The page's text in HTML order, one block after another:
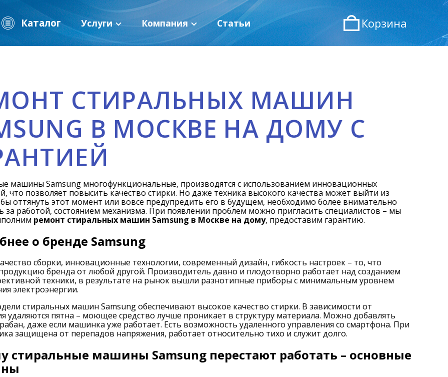
Каталог Услуги Компания Статьи Корзина
СТИРАЛЬНЫХ МАШИН
В МОСКВЕ НА ДОМУ С
машины Samsung многофункциональные, производятся с использованием инновационных
что позволяет повысить качество стирки. Но даже техника высокого качества может выйти из
оттянуть этот момент или вовсе предупредить его в будущем, необходимо более внимательно
за работой, состоянием механизма. При появлении проблем можно пригласить специалистов – мы
ремонт стиральных машин Samsung в Москве на дому, предоставим гарантию.
о бренде Samsung
сборки, инновационные технологии, современный дизайн, гибкость настроек – то, что
бренда от любой другой. Производитель давно и плодотворно работает над созданием
техники, в результате на рынок вышли разнотипные приборы с минимальным уровнем
электроэнергии.
стиральных машин Samsung обеспечивают высокое качество стирки. В зависимости от
удаляются пятна – моющее средство лучше проникает в структуру материала. Можно добавлять
даже если машинка уже работает. Есть возможность удаленного управления со смартфона. При
защищена от перепадов напряжения, работает относительно тихо и служит долго.
стиральные машины Samsung перестают работать – основные